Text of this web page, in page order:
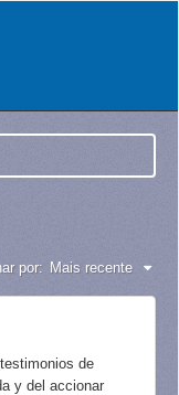
por: Mais recente
de
y del accionar